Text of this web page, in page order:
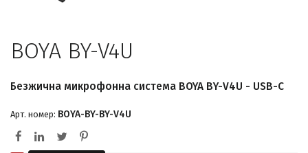
BOYA BY-V4U
Безжична микрофонна система BOYA BY-V4U - USB-C
Арт. номер: BOYA-BY-BY-V4U